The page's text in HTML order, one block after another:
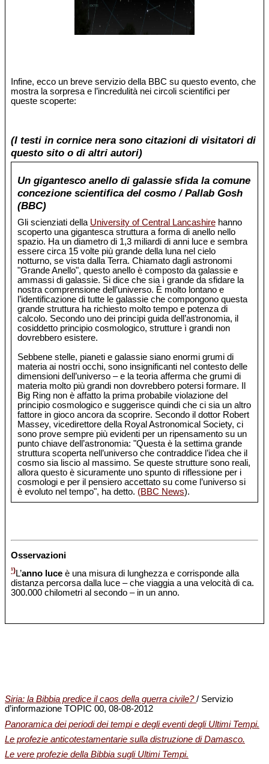
Infine, ecco un breve servizio della BBC su questo evento, che
mostra la sorpresa e l’incredulità nei circoli scientifici per
queste scoperte:
(I testi in cornice nera sono citazioni di visitatori di
questo sito o di altri autori)
Un gigantesco anello di galassie sfida la comune
concezione scientifica del cosmo / Pallab Gosh
(BBC)
Gli scienziati della University of Central Lancashirehanno
scoperto una gigantesca struttura a forma di anello nello
spazio. Ha un diametro di 1,3 miliardi di anni luce e sembra
essere circa 15 volte più grande della luna nel cielo
notturno, se vista dalla Terra. Chiamato dagli astronomi
"Grande Anello", questo anello è composto da galassie e
ammassi di galassie. Si dice che sia ì grande da sfidare la
nostra comprensione dell’universo. È molto lontano e
l’identificazione di tutte le galassie che compongono questa
grande struttura ha richiesto molto tempo e potenza di
calcolo. Secondo uno dei principi guida dell’astronomia, il
cosiddetto principio cosmologico, strutture ì grandi non
dovrebbero esistere.
Sebbene stelle, pianeti e galassie siano enormi grumi di
materia ai nostri occhi, sono insignificanti nel contesto delle
dimensioni dell’universo – e la teoria afferma che grumi di
materia molto più grandi non dovrebbero potersi formare. Il
Big Ring non è affatto la prima probabile violazione del
principio cosmologico e suggerisce quindi che ci sia un altro
fattore in gioco ancora da scoprire. Secondo il dottor Robert
Massey, vicedirettore della Royal Astronomical Society, ci
sono prove sempre più evidenti per un ripensamento su un
punto chiave dell’astronomia: "Questa è la settima grande
struttura scoperta nell’universo che contraddice l’idea che il
cosmo sia liscio al massimo. Se queste strutture sono reali,
allora questo è sicuramente uno spunto di riflessione per i
cosmologi e per il pensiero accettato su come l’universo si
è evoluto nel tempo", ha detto. (BBC News).
Osservazioni
¹)L’anno luce è una misura di lunghezza e corrisponde alla
distanza percorsa dalla luce – che viaggia a una velocità di ca.
300.000 chilometri al secondo – in un anno.
Siria: la Bibbia predice il caos della guerra civile?/ Servizio
d’informazione TOPIC 00, 08-08-2012
Panoramica dei periodi dei tempi e degli eventi degli Ultimi Tempi.
Le profezie anticotestamentarie sulla distruzione di Damasco.
Le vere profezie della Bibbia sugli Ultimi Tempi.